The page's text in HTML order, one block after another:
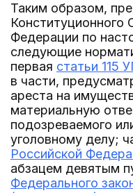
Таким образом,
Конституционного
Федерации по
следующие
первая статьи 115
в части,
ареста на
материальную
подозреваемого
уголовному делу;
Российской
абзацем девятым
Федерального